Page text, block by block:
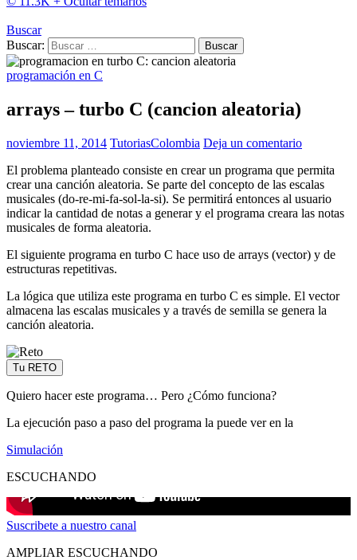
Buscar
Buscar:
programación en C
arrays – turbo C (cancion aleatoria)
noviembre 11, 2014 TutoriasColombia Deja un comentario
El problema planteado consiste en crear un programa que permita
crear una canción aleatoria. Se parte del concepto de las escalas
musicales (do-re-mi-fa-sol-la-si). Se permitirá entonces al usuario
indicar la cantidad de notas a generar y el programa creara las notas
musicales de forma aleatoria.
El siguiente programa en turbo C hace uso de arrays (vector) y de
estructuras repetitivas.
La lógica que utiliza este programa en turbo C es simple. El vector
almacena las escalas musicales y a través de semilla se genera la
canción aleatoria.
Tu RETO
Quiero hacer este programa… Pero ¿Cómo funciona?
La ejecución paso a paso del programa la puede ver en la
Simulación
ESCUCHANDO
Suscribete a nuestro canal
AMPLIAR ESCUCHANDO